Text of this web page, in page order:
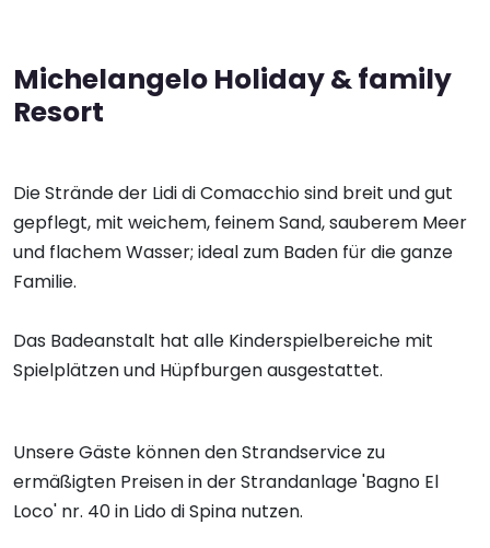
Michelangelo Holiday & family
Resort
Die Strände der Lidi di Comacchio sind breit und gut
gepflegt, mit weichem, feinem Sand, sauberem Meer
und flachem Wasser; ideal zum Baden für die ganze
Familie.
Das Badeanstalt hat alle Kinderspielbereiche mit
Spielplätzen und Hüpfburgen ausgestattet.
Unsere Gäste können den Strandservice zu
ermäßigten Preisen in der Strandanlage 'Bagno El
Loco' nr. 40 in Lido di Spina nutzen.